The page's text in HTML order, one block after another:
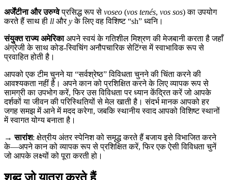
अर्जेंटीना और उरुग्वेप्रसिद्ध रूप से voseo (vos tenés, vos sos) का उपयोग
करते हैं साथ ही ll औरyके लिए वह विशिष्ट “sh” ध्वनि।
संयुक्त राज्य अमेरिकाअपने स्वयं के गतिशील मिश्रण की मेजबानी करता है जहाँ
अंग्रेजी के साथ कोड-स्विचिंग अनौपचारिक सेटिंग्स में स्वाभाविक रूप से
प्रवाहित होती है।
आपको एक टीम चुनने या “सर्वश्रेष्ठ” विविधता चुनने की चिंता करने की
आवश्यकता नहीं है। अपने कान को प्रशिक्षित करने के लिए व्यापक रूप से
सामग्री का उपभोग करें, फिर उस विविधता पर ध्यान केंद्रित करें जो आपके
दर्शकों या जीवन की परिस्थितियों से मेल खाती है। संदर्भ मानक आपको हर
जगह समझ में आने में मदद करेगा, जबकि स्थानीय स्वाद आपको विशिष्ट स्थानों
में स्वागत योग्य बनाता है।
→सारांश: क्षेत्रीय अंतर स्पेनिश को समृद्ध करते हैं बजाय इसे विभाजित करने
के—अपने कान को व्यापक रूप से प्रशिक्षित करें, फिर एक ऐसी विविधता चुनें
जो आपके लक्ष्यों को पूरा करती हो।